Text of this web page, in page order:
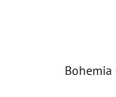
Bohemia